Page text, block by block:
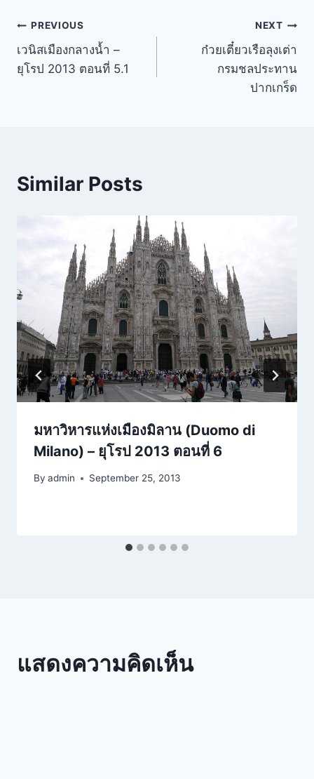
Post
navigation
PREVIOUS
เวนิสเมืองกลางน้ำ –
ยุโรป 2013 ตอนที่ 5.1
NEXT
ก๋วยเตี๋ยวเรือลุงเต่า
กรมชลประทาน
ปากเกร็ด
Similar Posts
มหาวิหารแห่งเมืองมิลาน (Duomo di
Milano) – ยุโรป 2013 ตอนที่ 6
By admin September 25, 2013
แสดงความคิดเห็น